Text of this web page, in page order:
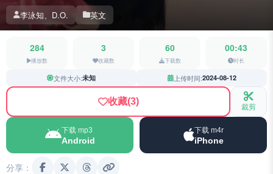
李泳知、D.O. 英文
284
播放数
3
收藏数
60
下载数
00:43
时长
文件大小:未知 上传时间:2024-08-12
收藏(3) 裁剪
下载 mp3
Android
下载 m4r
iPhone
分享：